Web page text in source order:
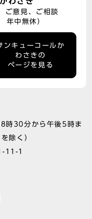
ご意見、ご相談
年中無休）
ンキューコールか
わさきの
ページを見る
時30分から午後5時ま
除く）
11-1